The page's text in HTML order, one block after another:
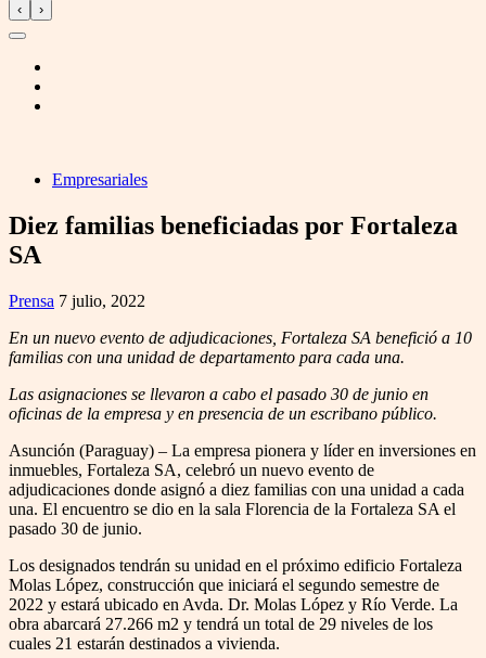
‹ ›
Empresariales
Diez familias beneficiadas por Fortaleza
SA
Prensa 7 julio, 2022
En un nuevo evento de adjudicaciones, Fortaleza SA benefició a 10
familias con una unidad de departamento para cada una.
Las asignaciones se llevaron a cabo el pasado 30 de junio en
oficinas de la empresa y en presencia de un escribano público.
Asunción (Paraguay) – La empresa pionera y líder en inversiones en
inmuebles, Fortaleza SA, celebró un nuevo evento de
adjudicaciones donde asignó a diez familias con una unidad a cada
una. El encuentro se dio en la sala Florencia de la Fortaleza SA el
pasado 30 de junio.
Los designados tendrán su unidad en el próximo edificio Fortaleza
Molas López, construcción que iniciará el segundo semestre de
2022 y estará ubicado en Avda. Dr. Molas López y Río Verde. La
obra abarcará 27.266 m2 y tendrá un total de 29 niveles de los
cuales 21 estarán destinados a vivienda.